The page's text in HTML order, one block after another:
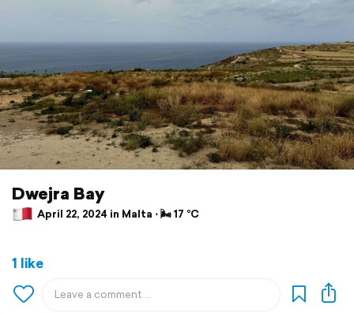
Dwejra Bay
April 22, 2024 in Malta ⋅ 🌬 17 °C
1 like